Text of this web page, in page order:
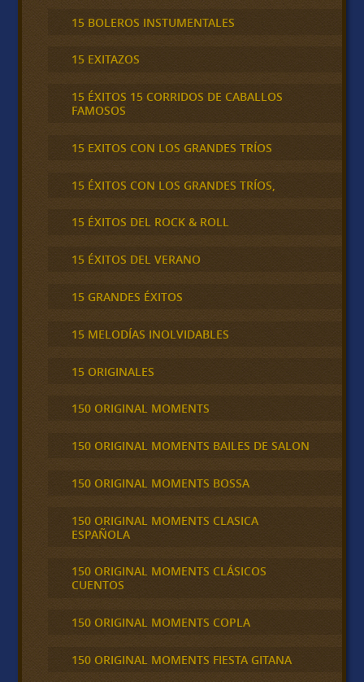
15 BOLEROS INSTUMENTALES
15 EXITAZOS
15 ÉXITOS 15 CORRIDOS DE CABALLOS
FAMOSOS
15 EXITOS CON LOS GRANDES TRÍOS
15 ÉXITOS CON LOS GRANDES TRÍOS,
15 ÉXITOS DEL ROCK & ROLL
15 ÉXITOS DEL VERANO
15 GRANDES ÉXITOS
15 MELODÍAS INOLVIDABLES
15 ORIGINALES
150 ORIGINAL MOMENTS
150 ORIGINAL MOMENTS BAILES DE SALON
150 ORIGINAL MOMENTS BOSSA
150 ORIGINAL MOMENTS CLASICA
ESPAÑOLA
150 ORIGINAL MOMENTS CLÁSICOS
CUENTOS
150 ORIGINAL MOMENTS COPLA
150 ORIGINAL MOMENTS FIESTA GITANA